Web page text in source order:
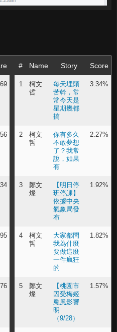
# Name Story Score
1
柯文
哲
每天埋頭
苦幹，常
常今天是
星期幾都
搞
3.34%
2
柯文
哲
你有多久
不敢夢想
了？我常
說，如果
有
2.27%
3
鄭文
燦
【明日停
班停課】
依據中央
氣象局發
布
1.92%
4
柯文
哲
大家都問
我為什麼
要做這麼
一件瘋狂
的
1.82%
5
鄭文
燦
【桃園市
因受梅姬
颱風影響
明
（9/28）
1.57%